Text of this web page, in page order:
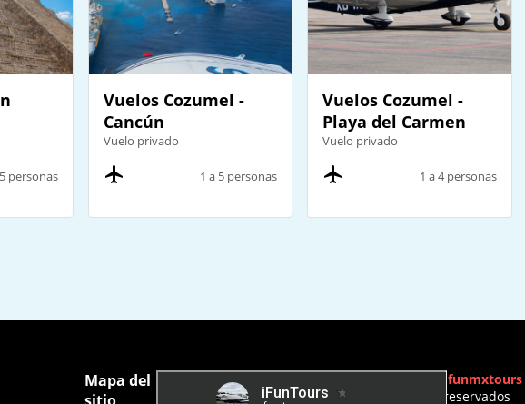
personas
Vuelos Cozumel -
Cancún
Vuelo privado
1 a 5 personas
Vuelos Cozumel -
Playa del Carmen
Vuelo privado
1 a 4 personas
Mapa del
Ifunmxtours
reservados